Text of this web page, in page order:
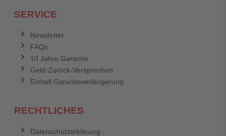
SERVICE
Newsletter
FAQs
10 Jahre Garantie
Geld-Zurück-Versprechen
Einhell Garantieverlängerung
RECHTLICHES
Datenschutzerklärung